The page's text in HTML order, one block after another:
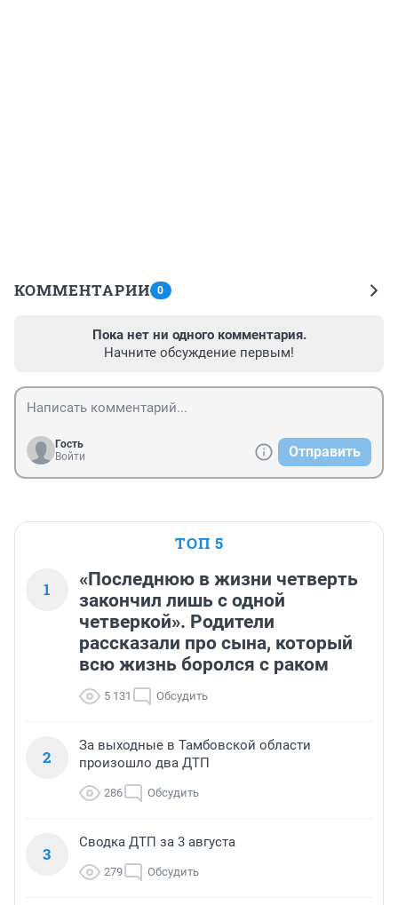
КОММЕНТАРИИ 0
Пока нет ни одного комментария.
Начните обсуждение первым!
Гость
Войти
Отправить
ТОП 5
1
«Последнюю в жизни четверть
закончил лишь с одной
четверкой». Родители
рассказали про сына, который
всю жизнь боролся с раком
5 131 Обсудить
2
За выходные в Тамбовской области
произошло два ДТП
286 Обсудить
3
Сводка ДТП за 3 августа
279 Обсудить